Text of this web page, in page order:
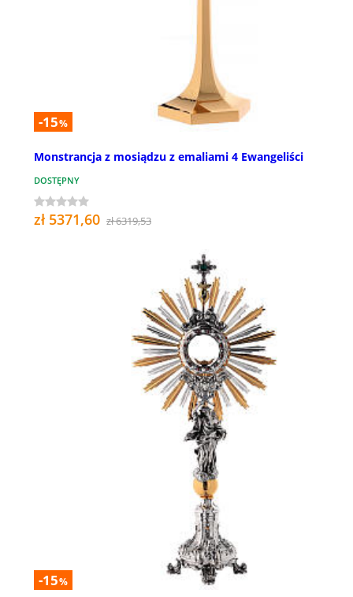
-15%
Monstrancja z mosiądzu z emaliami 4 Ewangeliści
DOSTĘPNY
zł 5371,60 zł 6319,53
-15%